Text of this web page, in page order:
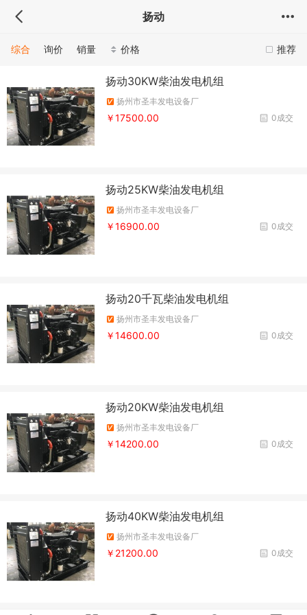
扬动
推荐
综合 询价 销量 价格
扬动30KW柴油发电机组
扬州市圣丰发电设备厂
0成交
￥17500.00
扬动25KW柴油发电机组
扬州市圣丰发电设备厂
0成交
￥16900.00
扬动20千瓦柴油发电机组
扬州市圣丰发电设备厂
0成交
￥14600.00
扬动20KW柴油发电机组
扬州市圣丰发电设备厂
0成交
￥14200.00
扬动40KW柴油发电机组
扬州市圣丰发电设备厂
0成交
￥21200.00